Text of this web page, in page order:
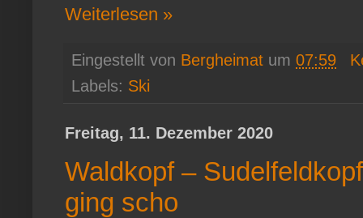
Weiterlesen »
Eingestellt von Bergheimat um 07:59
Labels: Ski
Freitag, 11. Dezember 2020
Waldkopf –
ging scho